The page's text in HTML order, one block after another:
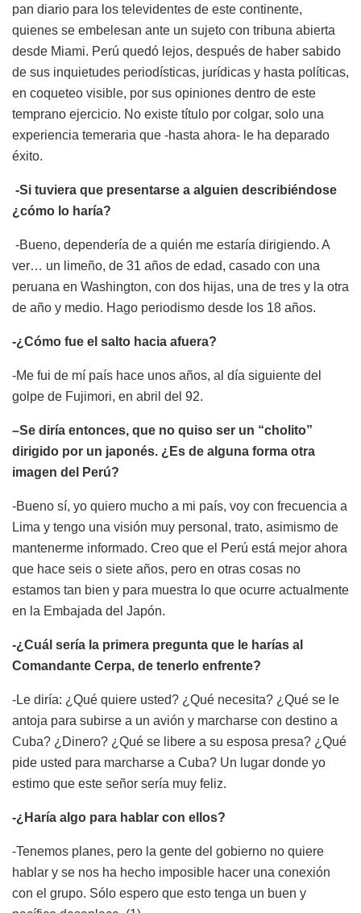
pan diario para los televidentes de este continente,
quienes se embelesan ante un sujeto con tribuna abierta
desde Miami. Perú quedó lejos, después de haber sabido
de sus inquietudes periodísticas, jurídicas y hasta políticas,
en coqueteo visible, por sus opiniones dentro de este
temprano ejercicio. No existe título por colgar, solo una
experiencia temeraria que -hasta ahora- le ha deparado
éxito.
-Si tuviera que presentarse a alguien describiéndose
¿cómo lo haría?
-Bueno, dependería de a quién me estaría dirigiendo. A
ver… un limeño, de 31 años de edad, casado con una
peruana en Washington, con dos hijas, una de tres y la otra
de año y medio. Hago periodismo desde los 18 años.
-¿Cómo fue el salto hacia afuera?
-Me fui de mí país hace unos años, al día siguiente del
golpe de Fujimori, en abril del 92.
–Se diría entonces, que no quiso ser un “cholito”
dirigido por un japonés. ¿ Es de alguna forma otra
imagen del Perú?
-Bueno sí, yo quiero mucho a mi país, voy con frecuencia a
Lima y tengo una visión muy personal, trato, asimismo de
mantenerme informado. Creo que el Perú está mejor ahora
que hace seis o siete años, pero en otras cosas no
estamos tan bien y para muestra lo que ocurre actualmente
en la Embajada del Japón.
-¿Cuá l sería la primera pregunta que le harías al
Comandante Cerpa, de tenerlo enfrente?
-Le diría: ¿Qué quiere usted? ¿Qué necesita? ¿Qué se le
antoja para subirse a un avión y marcharse con destino a
Cuba? ¿Dinero? ¿Qué se libere a su esposa presa? ¿Qué
pide usted para marcharse a Cuba? Un lugar donde yo
estimo que este señor sería muy feliz.
-¿ Haría algo para hablar con ellos?
-Tenemos planes, pero la gente del gobierno no quiere
hablar y se nos ha hecho imposible hacer una conexión
con el grupo. Sólo espero que esto tenga un buen y